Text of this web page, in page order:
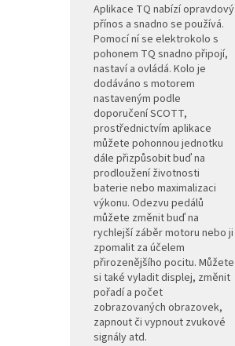
Aplikace TQ nabízí opravdový
přínos a snadno se používá.
Pomocí ní se elektrokolo s
pohonem TQ snadno připojí,
nastaví a ovládá. Kolo je
dodáváno s motorem
nastaveným podle
doporučení SCOTT,
prostřednictvím aplikace
můžete pohonnou jednotku
dále přizpůsobit buď na
prodloužení životnosti
baterie nebo maximalizaci
výkonu. Odezvu pedálů
můžete změnit buď na
rychlejší záběr motoru nebo ji
zpomalit za účelem
přirozenějšího pocitu. Můžete
si také vyladit displej, změnit
pořadí a počet
zobrazovaných obrazovek,
zapnout či vypnout zvukové
signály atd.